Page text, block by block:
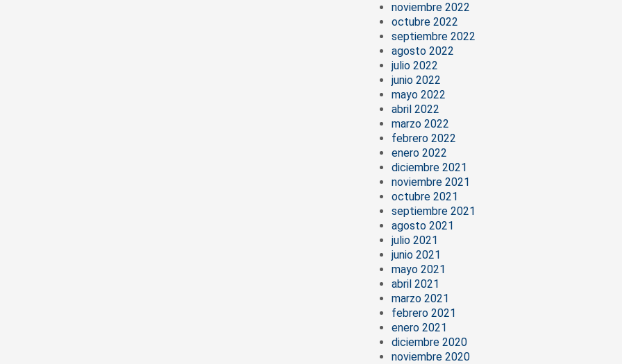
noviembre 2022
octubre 2022
septiembre 2022
agosto 2022
julio 2022
junio 2022
mayo 2022
abril 2022
marzo 2022
febrero 2022
enero 2022
diciembre 2021
noviembre 2021
octubre 2021
septiembre 2021
agosto 2021
julio 2021
junio 2021
mayo 2021
abril 2021
marzo 2021
febrero 2021
enero 2021
diciembre 2020
noviembre 2020